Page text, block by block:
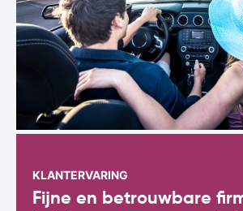
KLANTERVARING
Fijne en betrouwbare